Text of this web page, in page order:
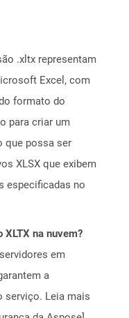
.xltx representam
Excel, com
formato do
para criar um
que possa ser
XLSX que exibem
especificadas no
XLTX na nuvem?
em
a
serviço. Leia mais